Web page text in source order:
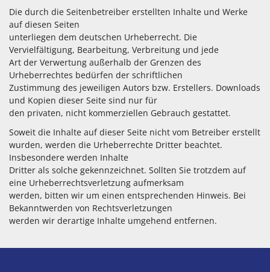
Die durch die Seitenbetreiber erstellten Inhalte und Werke
auf diesen Seiten
unterliegen dem deutschen Urheberrecht. Die
Vervielfältigung, Bearbeitung, Verbreitung und jede
Art der Verwertung außerhalb der Grenzen des
Urheberrechtes bedürfen der schriftlichen
Zustimmung des jeweiligen Autors bzw. Erstellers. Downloads
und Kopien dieser Seite sind nur für
den privaten, nicht kommerziellen Gebrauch gestattet.
Soweit die Inhalte auf dieser Seite nicht vom Betreiber erstellt
wurden, werden die Urheberrechte Dritter beachtet.
Insbesondere werden Inhalte
Dritter als solche gekennzeichnet. Sollten Sie trotzdem auf
eine Urheberrechtsverletzung aufmerksam
werden, bitten wir um einen entsprechenden Hinweis. Bei
Bekanntwerden von Rechtsverletzungen
werden wir derartige Inhalte umgehend entfernen.